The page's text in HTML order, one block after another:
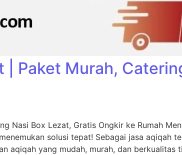
| Paket Murah,
Nasi Box Lezat, Gratis Ongkir ke Rumah
solusi tepat! Sebagai jasa aqiqah
aqiqah yang mudah, murah, dan berkualitas